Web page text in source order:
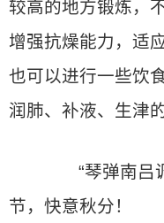
较高的地方锻炼，
增强抗燥能力，适
也可以进行一些饮
润肺、补液、生津
“琴弹南吕调
节，快意秋分！